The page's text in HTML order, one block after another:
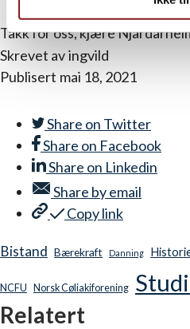
Takk for oss, kjære
Skrevet avingvild
Publisert mai 18, 2021
Share on Twitter
Share on Facebook
Share on Linkedin
Share byemail
Copy link
Bistand Bærekraft Danning
NCFU Norsk Cøliakiforening
Relatert